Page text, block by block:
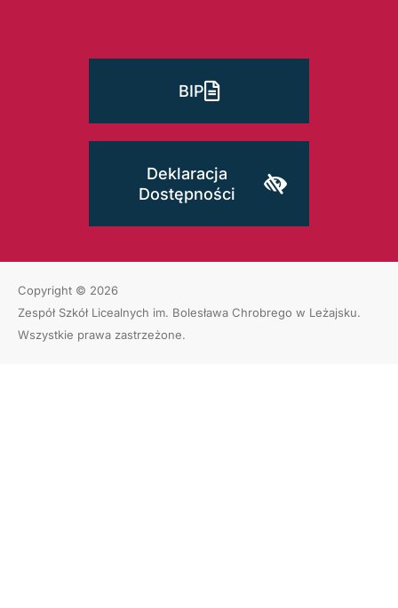
BIP
Deklaracja
Dostępności
Copyright © 2026
Zespół Szkół Licealnych im. Bolesława Chrobrego w Leżajsku.
Wszystkie prawa zastrzeżone.